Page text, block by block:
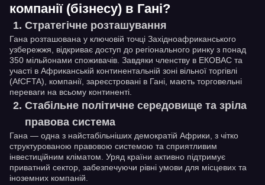
компанії (бізнесу) в Гані?
Стратегічне розташування
Гана розташована у ключовій точці Західноафриканського
узбережжя, відкриває доступ до регіонального ринку з понад
350 мільйонами споживачів. Завдяки членству в ЕКОВАС та
участі в Африканській континентальній зоні вільної торгівлі
(AfCFTA), компанії, зареєстровані в Гані, мають торговельні
переваги на всьому континенті.
Стабільне політичне середовище та зріла
правова система
Гана — одна з найстабільніших демократій Африки, з чітко
структурованою правовою системою та сприятливим
інвестиційним кліматом. Уряд країни активно підтримує
приватний сектор, забезпечуючи рівні умови для місцевих та
іноземних компаній.